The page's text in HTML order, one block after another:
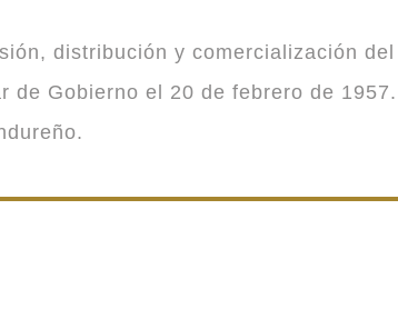
distribución y comercialización del
Gobierno el 20 de febrero de